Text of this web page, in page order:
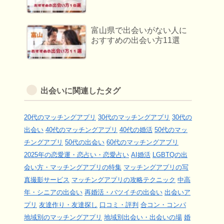
富山県で出会いがない人に
おすすめの出会い方11選
出会いに関連したタグ
20代のマッチングアプリ 30代のマッチングアプリ 30代の
出会い 40代のマッチングアプリ 40代の婚活 50代のマッ
チングアプリ 50代の出会い 60代のマッチングアプリ
2025年の恋愛運・恋占い・恋愛占い AI婚活 LGBTQの出
会い方・マッチングアプリの特集 マッチングアプリの写
真撮影サービス マッチングアプリの攻略テクニック 中高
年・シニアの出会い 再婚活・バツイチの出会い 出会いア
プリ 友達作り・友達探し 口コミ・評判 合コン・コンパ
地域別のマッチングアプリ 地域別出会い・出会いの場 婚